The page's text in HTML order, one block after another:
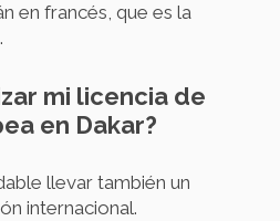
en francés, que es la
mi licencia de
en Dakar?
llevar también un
internacional.